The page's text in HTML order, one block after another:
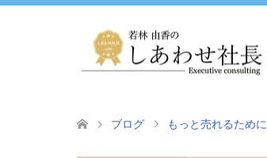
ブログ もっと売れるために